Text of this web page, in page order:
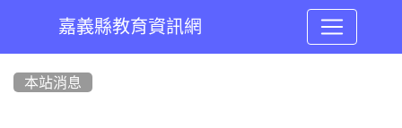
嘉義縣教育資訊網
本站消息